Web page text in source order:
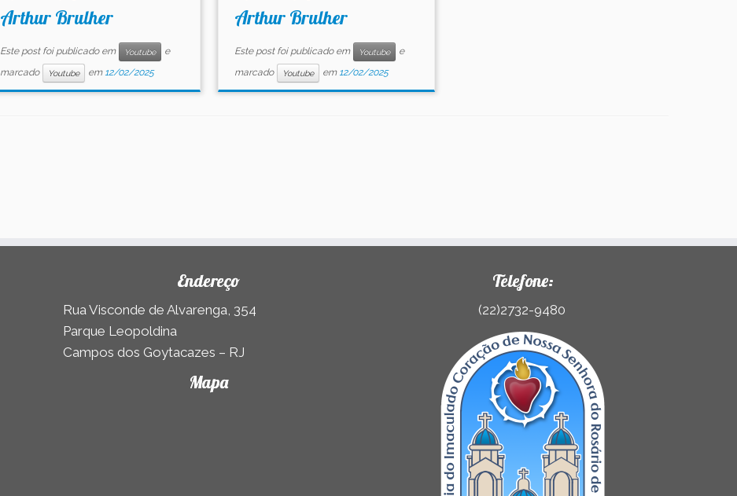
Arthur Brulher
Este post foi publicado em Youtube
e
marcado
Youtube em 12/02/2025
Arthur Brulher
Este post foi publicado em Youtube
e
marcado
Youtube em 12/02/2025
Endereço
Rua Visconde de Alvarenga, 354
Parque Leopoldina
Campos dos Goytacazes – RJ
Mapa
Telefone:
(22)2732-9480